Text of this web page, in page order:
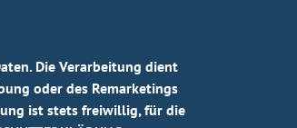
Die Verarbeitung dient
oder des Remarketings
ist stets freiwillig, für die